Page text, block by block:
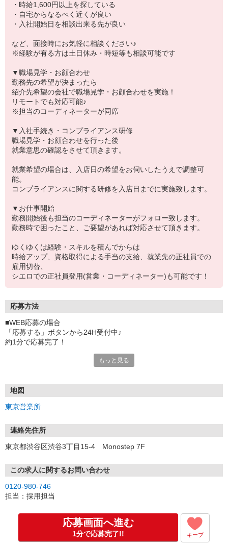
・時給1,600円以上を探している
・自宅からなるべく近くが良い
・入社開始日を相談出来る先が良い
など、面接時にお気軽に相談ください♪
※経験が有る方は土日休み・時短等も相談可能です
▼職場見学・お顔合わせ
勤務先の希望が決まったら
紹介先希望の会社で職場見学・お顔合わせを実施！
リモートでも対応可能♪
※担当のコーディネーターが同席
▼入社手続き・コンプライアンス研修
職場見学・お顔合わせを行った後
就業意思の確認をさせて頂きます。
就業希望の場合は、入店日の希望をお伺いしたうえで調整可
能。
コンプライアンスに関する研修を入店日までに実施致します。
▼お仕事開始
勤務開始後も担当のコーディネーターがフォロー致します。
勤務時で困ったこと、ご要望があれば対応させて頂きます。
ゆくゆくは経験・スキルを積んでからは
時給アップ、資格取得による手当の支給、就業先の正社員での
雇用切替、
シエロでの正社員登用(営業・コーディネーター)も可能です！
応募方法
■WEB応募の場合
「応募する」ボタンから24H受付中♪
約1分で応募完了！
①応募から3営業日を目安に、メールorお電話でご連絡します。
★スマホでWEB面接（LINEなど）・出張面接・事務所面接と選べま
す
③面接実施（履歴書不要）
※ご希望があれば、職場見学の調整もOKです！
お気軽にご応募ください♪
もっと見る
地図
東京営業所
連絡先住所
東京都渋谷区渋谷3丁目15-4 Monostep 7F
この求人に関するお問い合わせ
0120-980-746
担当：採用担当
応募画面へ進む
1分で応募完了!! キープ